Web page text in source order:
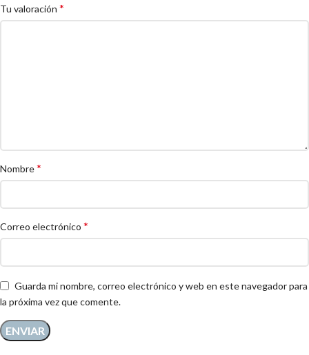
Tu valoración *
Nombre*
Correo electrónico *
Guarda mi nombre, correo electrónico y web en este navegador para
la próxima vez que comente.